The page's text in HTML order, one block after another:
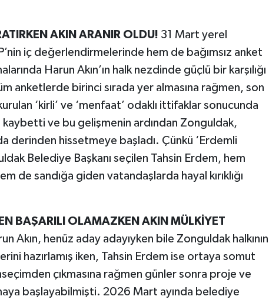
AKIN ARANIR OLDU! 31 Mart yerel
iç değerlendirmelerinde hem de bağımsız anket
Harun Akın’ın halk nezdinde güçlü bir karşılığı
anketlerde birinci sırada yer almasına rağmen, son
‘kirli’ ve ‘menfaat’ odaklı ittifaklar sonucunda
ve bu gelişmenin ardından Zonguldak,
derinden hissetmeye başladı. Çünkü ‘Erdemli
Belediye Başkanı seçilen Tahsin Erdem, hem
de sandığa giden vatandaşlarda hayal kırıklığı
BAŞARILI OLAMAZKEN AKIN MÜLKİYET
Akın, henüz aday adayıyken bile Zonguldak halkının
hazırlamış iken, Tahsin Erdem ise ortaya somut
çıkmasına rağmen günler sonra proje ve
başlayabilmişti. 2026 Mart ayında belediye